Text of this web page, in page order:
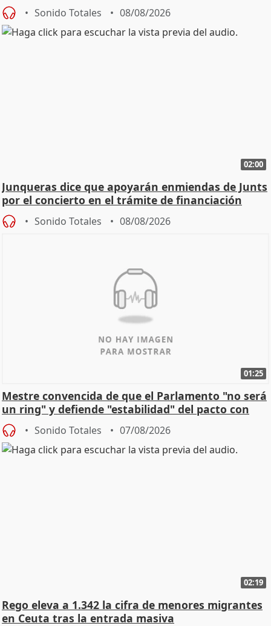
cambio"
Sonido Totales 08/08/2026
02:00
Junqueras dice que apoyarán enmiendas de Junts
por el concierto en el trámite de financiación
Sonido Totales 08/08/2026
01:25
Mestre convencida de que el Parlamento "no será
un ring" y defiende "estabilidad" del pacto con
Vox
Sonido Totales 07/08/2026
02:19
Rego eleva a 1.342 la cifra de menores migrantes
en Ceuta tras la entrada masiva